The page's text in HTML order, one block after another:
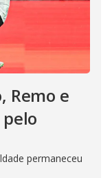
Remo e
permaneceu